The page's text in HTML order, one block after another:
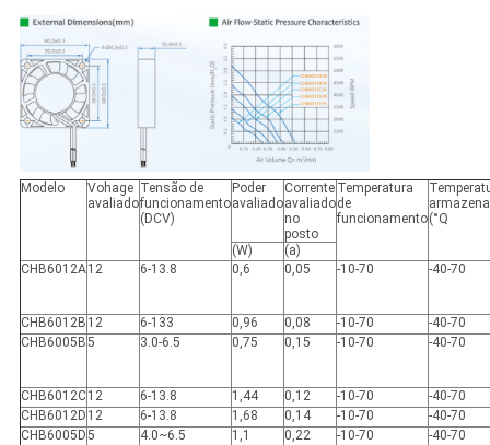
Modelo
Vohage
avaliado
Tensão de
funcionamento
(DCV)
Poder
avaliado
Corrente
avaliado
no
posto
Temperatura
de
funcionamento(°Q
(W)
(a)
CHB6012A12 6-13.8 0,6 0,05 -10-70 -40-70
CHB6012B 12 6-133 0,96 0,08 -10-70
-40-70
CHB6005B5 3.0-6.5 0,75 0,15 -10-70 -40-70
CHB6012C12 6-13.8 1,44 0,12 -10-70
-40-70
CHB6012D 12 6-13.8 1,68 0,14 -10-70
-40-70
CHB6005D5 4.0~6.5 1,1 0,22 -10-70
-40-70